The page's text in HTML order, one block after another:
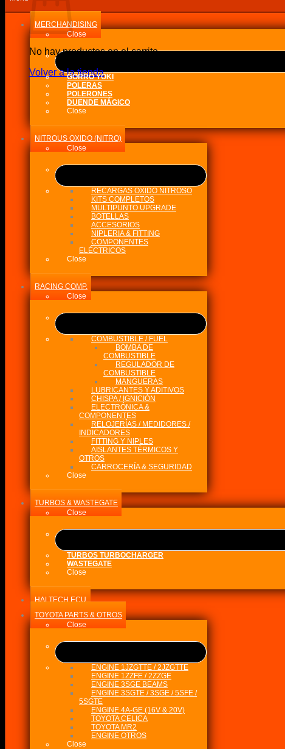
No hay productos en el carrito.
Volver a la tienda
alto
MERCHANDISING
Close
GORRO YOKI
POLERAS
POLERONES
DUENDE MÁGICO
Close
NITROUS OXIDO (NITRO)
Close
RECARGAS OXIDO NITROSO
KITS COMPLETOS
MULTIPUNTO UPGRADE
BOTELLAS
ACCESORIOS
NIPLERIA & FITTING
COMPONENTES
ELÉCTRICOS
Close
RACING COMP.
Close
COMBUSTIBLE / FUEL
BOMBA DE
COMBUSTIBLE
REGULADOR DE
COMBUSTIBLE
MANGUERAS
LUBRICANTES Y ADITIVOS
CHISPA / IGNICIÓN
ELECTRÓNICA &
COMPONENTES
RELOJERÍAS / MEDIDORES /
INDICADORES
FITTING Y NIPLES
AISLANTES TÉRMICOS Y
OTROS
CARROCERÍA & SEGURIDAD
Close
TURBOS & WASTEGATE
Close
TURBOS TURBOCHARGER
WASTEGATE
Close
HALTECH ECU
TOYOTA PARTS & OTROS
Close
ENGINE 1JZGTTE / 2JZGTTE
ENGINE 1ZZFE / 2ZZGE
ENGINE 3SGE BEAMS
ENGINE 3SGTE / 3SGE / 5SFE /
5SGTE
ENGINE 4A-GE (16V & 20V)
TOYOTA CELICA
TOYOTA MR2
ENGINE OTROS
Close